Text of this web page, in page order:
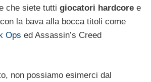
che siete tutti giocatori hardcore e
la bava alla bocca titoli come
Ops ed Assassin’s Creed
non possiamo esimerci dal